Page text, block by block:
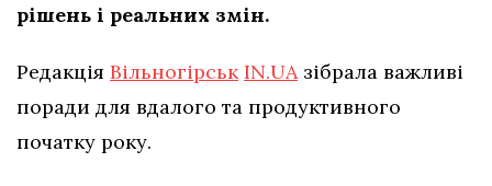
рішень і реальних змін.
Редакція Вільногірськ IN.UAзібрала важливі
поради для вдалого та продуктивного
початку року.